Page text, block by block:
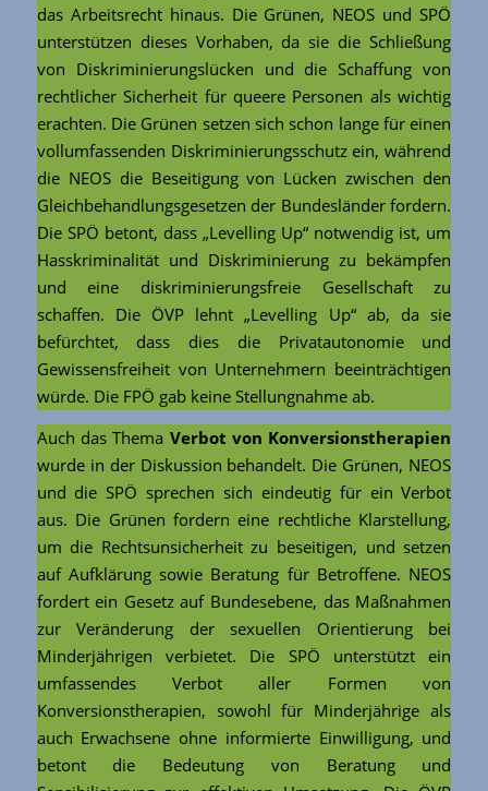
das Arbeitsrecht hinaus. Die Grünen, NEOS und SPÖ
unterstützen dieses Vorhaben, da sie die Schließung
von Diskriminierungslücken und die Schaffung von
rechtlicher Sicherheit für queere Personen als wichtig
erachten. Die Grünen setzen sich schon lange für einen
vollumfassenden Diskriminierungsschutz ein, während
die NEOS die Beseitigung von Lücken zwischen den
Gleichbehandlungsgesetzen der Bundesländer fordern.
Die SPÖ betont, dass „Levelling Up“ notwendig ist, um
Hasskriminalität und Diskriminierung zu bekämpfen
und eine diskriminierungsfreie Gesellschaft zu
schaffen. Die ÖVP lehnt „Levelling Up“ ab, da sie
befürchtet, dass dies die Privatautonomie und
Gewissensfreiheit von Unternehmern beeinträchtigen
würde. Die FPÖ gab keine Stellungnahme ab.
Auch das Thema Verbot von Konversionstherapien
wurde in der Diskussion behandelt. Die Grünen, NEOS
und die SPÖ sprechen sich eindeutig für ein Verbot
aus. Die Grünen fordern eine rechtliche Klarstellung,
um die Rechtsunsicherheit zu beseitigen, und setzen
auf Aufklärung sowie Beratung für Betroffene. NEOS
fordert ein Gesetz auf Bundesebene, das Maßnahmen
zur Veränderung der sexuellen Orientierung bei
Minderjährigen verbietet. Die SPÖ unterstützt ein
umfassendes Verbot aller Formen von
Konversionstherapien, sowohl für Minderjährige als
auch Erwachsene ohne informierte Einwilligung, und
betont die Bedeutung von Beratung und